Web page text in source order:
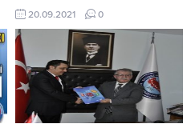
eğitim çalışanlarının sorunları ve
Sendikalaşmada çıkarılan engeller
ile ilgili görüş alış verişi yapılmıştır.
20.09.2021 0